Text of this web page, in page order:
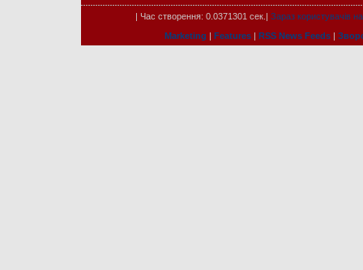
| Час створення: 0.0371301 сек.| Зараз користувачів на
Marketing | Features | RSS News Feeds |